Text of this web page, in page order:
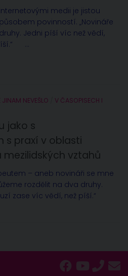
medii je jistou
povinností. „Novináře
Jedni píší víc než vědí,
...
JINAM NEVEŠLO
V ČASOPISECH I
jako s
s praxí v oblasti
vztahů
– aneb novináři se mne
rozdělit na dva druhy.
zase víc vědí, než píší.“